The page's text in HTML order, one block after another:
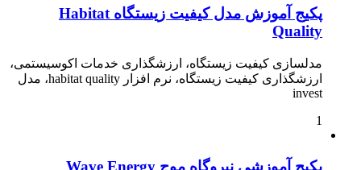
پکیج آموزش مدل کیفیت زیستگاه Habitat
Quality
مدلسازی کیفیت زیستگاه، ارزشگذاری خدمات اکوسیستمی،
ارزشگذاری کیفیت زیستگاه، نرم افزار habitat quality، مدل
invest
1
پکیج آموزشی نیروگاه موج Wave Energy